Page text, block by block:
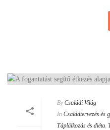
By Családi Világ
In Családtervezés és
Táplálkozás és diéta,